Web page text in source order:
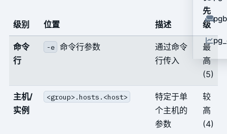
级别 位置 描述
先
级
命令
行
-e 命令行参数
通过命令
行传入
最
高
(5)
主机/
实例
<group>.hosts.<host>
特定于单
个主机的
参数
较
高
(4)